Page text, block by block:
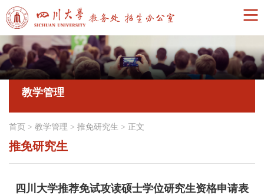
教学管理
首页 > 教学管理 > 推免研究生 > 正文
推免研究生
四川大学推荐免试攻读硕士学位研究生资格申请表